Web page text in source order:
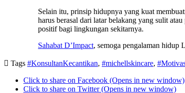
Selain itu, prinsip hidupnya yang kuat
harus berasal dari latar belakang yang sulit
positif bagi lingkungan sekitarnya.
Sahabat D’Impact, semoga pengalaman hidup
 Tags #KonsultanKecantikan, #michellskincare,
Click to share on Facebook (Opens in new window)
Click to share on Twitter (Opens in new window)